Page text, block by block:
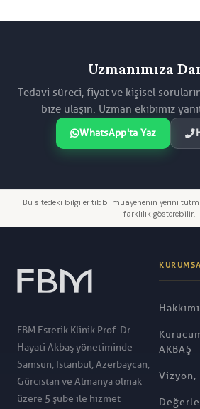
Uzmanımıza
Tedavi süreci, fiyat ve kişisel
bize ulaşın. Uzman ekibimiz
WhatsApp'ta Yaz
Bu sitedeki bilgiler tıbbi muayenenin yerini
farklılık gösterebilir.
FBM Estetik Klinik Prof. Dr.
Hayati Akbaş yönetiminde
Samsun, Istanbul, Azerbaycan,
Gürcistan ve Almanya olmak
üzere 5 şube ile hizmet
AKBAŞ
Vizyon,